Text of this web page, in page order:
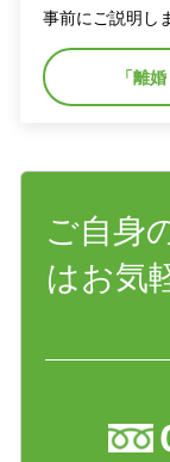
事前にご説明し
「離
ご自身
はお気